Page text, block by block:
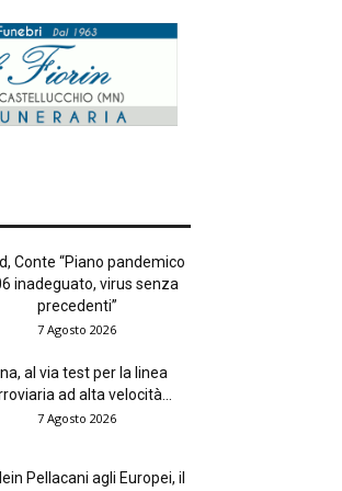
Conte “Piano pandemico
inadeguato, virus senza
precedenti”
7 Agosto 2026
al via test per la linea
ad alta velocità...
7 Agosto 2026
Pellacani agli Europei, il